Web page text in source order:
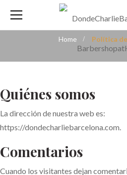
Home Política
Quiénes somos
La dirección de nuestra web es:
https://dondecharliebarcelona.com.
Comentarios
Cuando los visitantes dejan